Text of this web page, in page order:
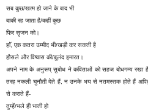
सब कुछ/खत्म हो जाने के बाद भी
बाकी रह जाता है/कहीं कुछ
फिर सृजन को।
हाॅं, एक कतरा उम्मीद भी/खड़ी कर सकती है
हौसले और विष्वास की/बुलंद इमारत।
अपने नाम के अनुरूप् सुबोध ने कविताओं को सहज बोधगम्य रखा
तरह नकली चुनौती देते हैं, न उनके भय से नतमस्तक होते हैं अपितु
से कराते हैं-
तुम्हें/भले ही भाती हो